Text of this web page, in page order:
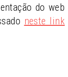
do web
neste link